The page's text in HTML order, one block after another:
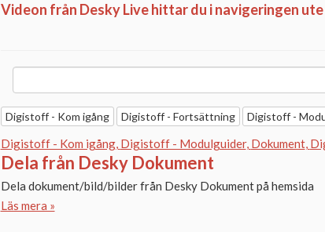
Videon från Desky Live hittar du i navigeringen
Digistoff - Kom igång Digistoff - Fortsättning Digistoff -
Digistoff - Kom igång Digistoff - Modulguider Dokument
Dela från Desky Dokument
Dela dokument/bild/bilder från Desky Dokument på hemsida
Läs mera »